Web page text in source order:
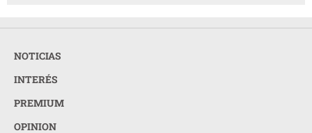
NOTICIAS
INTERÉS
PREMIUM
OPINION